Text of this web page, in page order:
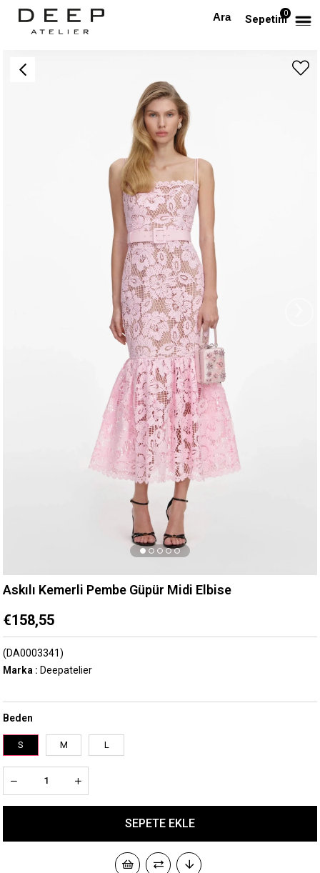
Sepetim0
Anasayfa TÜM ELBİSELER Askılı Kemerli Pembe Güpür Midi Elbise
Askılı Kemerli Pembe Güpür Midi Elbise
€158,55
(DA0003341)
Marka : Deepatelier
Beden
S M L